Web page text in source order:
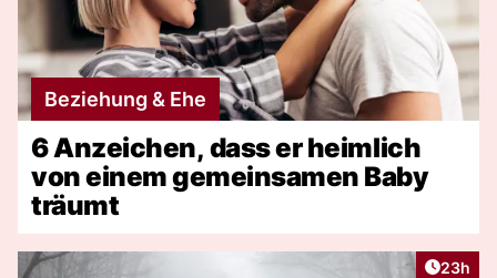
Beziehung & Ehe
6 Anzeichen, dass er heimlich
von einem gemeinsamen Baby
träumt
Artikel
23h